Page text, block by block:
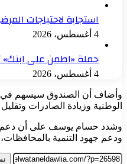
استجابة لاحتياجات
4 أغسطس، 2026
حملة «اطمن على ابنك» تستهدف فحص أكثر من
4 أغسطس، 2026
وأضاف أن الصندوق سيسهم في
الوطنية وزيادة الصادرات
وشدد حسام يوسف على أن دعم
ودعم جهود التنمية